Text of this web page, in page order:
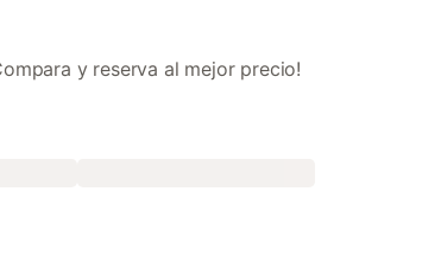
y reserva al mejor precio!